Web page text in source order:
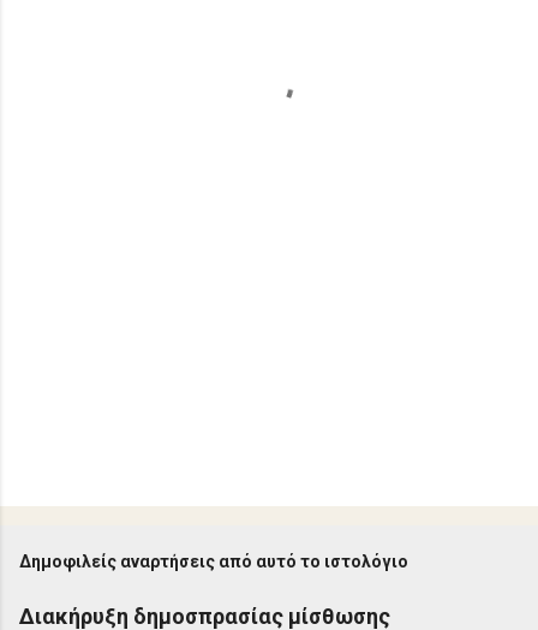
Δημοφιλείς αναρτήσεις από αυτό το ιστολόγιο
Διακήρυξη δημοσπρασίας μίσθωσης